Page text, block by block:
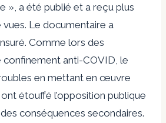
», a été publié et a reçu plus
vues. Le documentaire a
Comme lors des
anti-COVID, le
en mettant en œuvre
étouffé l’opposition publique
conséquences secondaires.